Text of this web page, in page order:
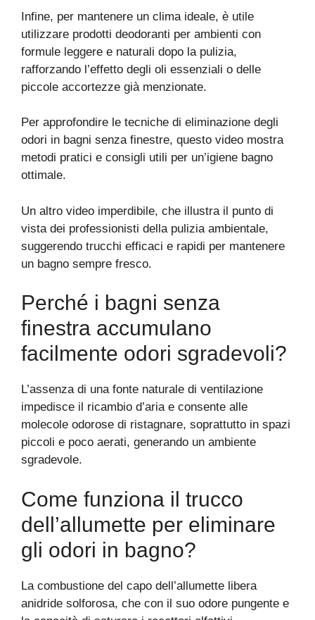
Infine, per mantenere un clima ideale, è utile
utilizzare prodotti deodoranti per ambienti con
formule leggere e naturali dopo la pulizia,
rafforzando l’effetto degli oli essenziali o delle
piccole accortezze già menzionate.
Per approfondire le tecniche di eliminazione degli
odori in bagni senza finestre, questo video mostra
metodi pratici e consigli utili per un’igiene bagno
ottimale.
Un altro video imperdibile, che illustra il punto di
vista dei professionisti della pulizia ambientale,
suggerendo trucchi efficaci e rapidi per mantenere
un bagno sempre fresco.
Perché i bagni senza
finestra accumulano
facilmente odori sgradevoli?
L’assenza di una fonte naturale di ventilazione
impedisce il ricambio d’aria e consente alle
molecole odorose di ristagnare, soprattutto in spazi
piccoli e poco aerati, generando un ambiente
sgradevole.
Come funziona il trucco
dell’allumette per eliminare
gli odori in bagno?
La combustione del capo dell’allumette libera
anidride solforosa, che con il suo odore pungente e